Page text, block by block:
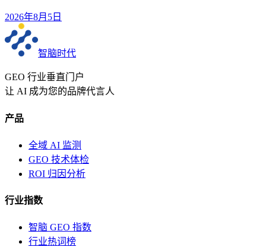
2026年8月5日
智脑时代
GEO 行业垂直门户
让 AI 成为您的品牌代言人
产品
全域 AI 监测
GEO 技术体检
ROI 归因分析
行业指数
智脑 GEO 指数
行业热词榜